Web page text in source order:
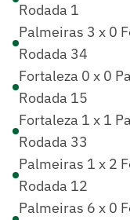
Rodada 1
Palmeiras 3 x 0
Rodada 34
Fortaleza 0 x 0
Rodada 15
Fortaleza 1 x 1
Rodada 33
Palmeiras 1 x 2
Rodada 12
Palmeiras 6 x 0